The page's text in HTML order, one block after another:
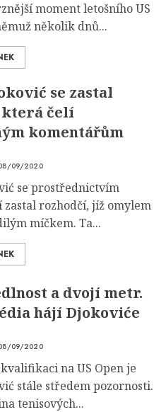
moment letošního US
několik dnů...
se zastal
která čelí
komentářům
09/2020
se prostřednictvím
zastal rozhodčí, jíž omylem
míčkem. Ta...
a dvojí metr.
hájí Djokoviće
09/2020
na US Open je
stále středem pozornosti.
tenisových...